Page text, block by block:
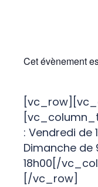
Cet évènement
: Vendredi de
Dimanche de
18h00[/
[/vc_row]